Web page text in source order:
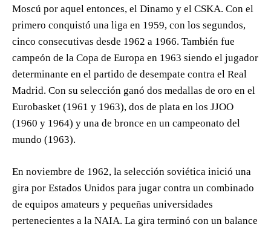
Moscú por aquel entonces, el Dinamo y el CSKA. Con el
primero conquistó una liga en 1959, con los segundos,
cinco consecutivas desde 1962 a 1966. También fue
campeón de la Copa de Europa en 1963 siendo el jugador
determinante en el partido de desempate contra el Real
Madrid. Con su selección ganó dos medallas de oro en el
Eurobasket (1961 y 1963), dos de plata en los JJOO
(1960 y 1964) y una de bronce en un campeonato del
mundo (1963).
En noviembre de 1962, la selección soviética inició una
gira por Estados Unidos para jugar contra un combinado
de equipos amateurs y pequeñas universidades
pertenecientes a la NAIA. La gira terminó con un balance